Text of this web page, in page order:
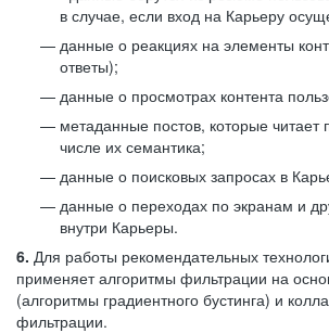
в случае, если вход на Карьеру
данные о реакциях на элементы
ответы);
данные о просмотрах контента
метаданные постов, которые читает
числе их семантика;
данные о поисковых запросах в
данные о переходах по экранам и
внутри Карьеры.
6. Для работы рекомендательных
применяет алгоритмы фильтрации на
(алгоритмы градиентного бустинга) и
фильтрации.